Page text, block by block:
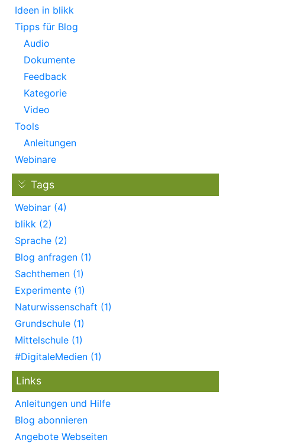
Ideen in blikk
Tipps für Blog
Audio
Dokumente
Feedback
Kategorie
Video
Tools
Anleitungen
Webinare
Tags
Webinar (4)
blikk (2)
Sprache (2)
Blog anfragen (1)
Sachthemen (1)
Experimente (1)
Naturwissenschaft (1)
Grundschule (1)
Mittelschule (1)
#DigitaleMedien (1)
Links
Anleitungen und Hilfe
Blog abonnieren
Angebote Webseiten